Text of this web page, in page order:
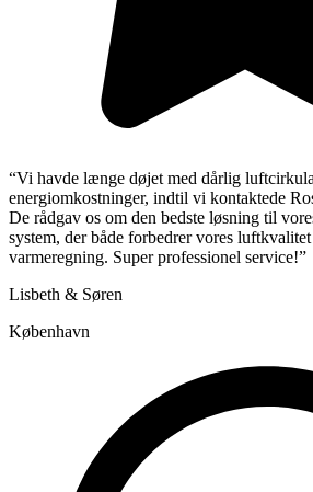
“Vi havde længe døjet med dårlig
energiomkostninger, indtil vi kontaktede
De rådgav os om den bedste løsning til
system, der både forbedrer vores
varmeregning. Super professionel service!”
Lisbeth & Søren
København